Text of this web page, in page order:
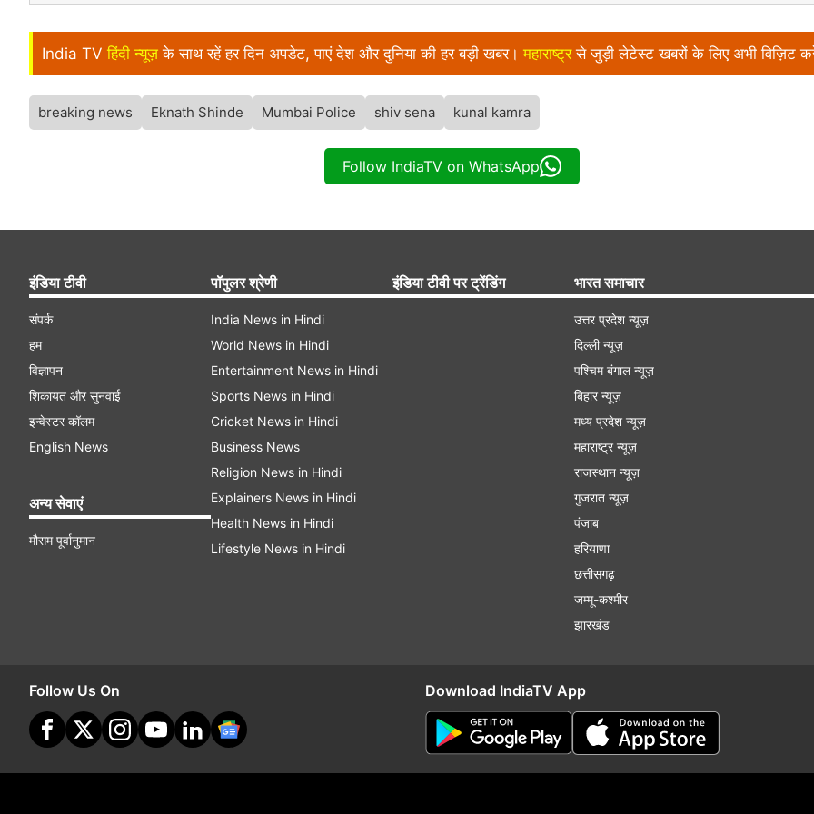
India TV हिंदी न्यूज़ के साथ रहें हर दिन अपडेट, पाएं देश और दुनिया की हर बड़ी खबर। महाराष्ट्रसे जुड़ी लेटेस्ट खबरों के लिए अभी विज़िट
breaking news Eknath Shinde Mumbai Police shiv sena kunal kamra
Follow IndiaTV on WhatsApp
इंडिया टीवी
संपर्क
हम
विज्ञापन
शिकायत और सुनवाई
इन्वेस्टर कॉलम
English News
अन्य सेवाएं
मौसम पूर्वानुमान
पॉपुलर श्रेणी
India News in Hindi
World News in Hindi
Entertainment News in Hindi
Sports News in Hindi
Cricket News in Hindi
Business News
Religion News in Hindi
Explainers News in Hindi
Health News in Hindi
Lifestyle News in Hindi
इंडिया टीवी पर ट्रेंडिंग भारत समाचार
उत्तर प्रदेश न्यूज़
दिल्ली न्यूज़
पश्चिम बंगाल न्यूज़
बिहार न्यूज़
मध्य प्रदेश न्यूज़
महाराष्ट्र न्यूज़
राजस्थान न्यूज़
गुजरात न्यूज़
पंजाब
हरियाणा
छत्तीसगढ़
जम्मू-कश्मीर
झारखंड
Follow Us On Download IndiaTV App